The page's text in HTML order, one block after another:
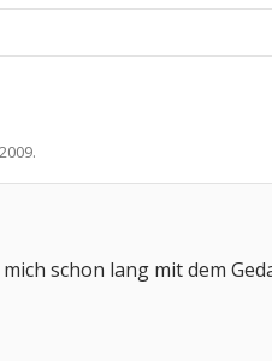
.
schon lang mit dem